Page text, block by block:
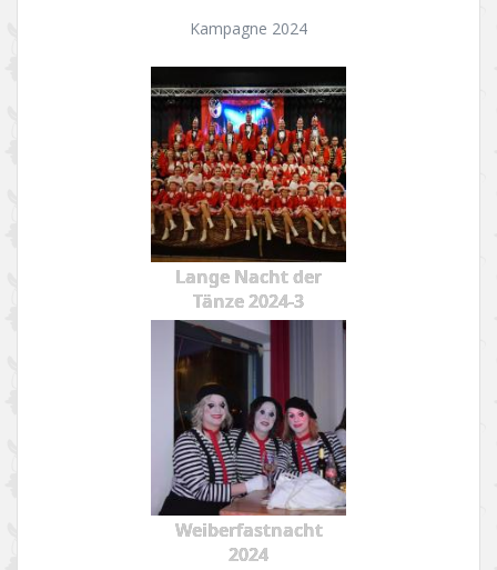
Kampagne 2024
Lange Nacht der
Tänze 2024-3
Weiberfastnacht
2024